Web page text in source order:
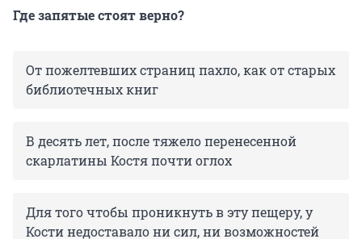
Где запятые стоят верно?
От пожелтевших страниц пахло, как от старых
библиотечных книг
В десять лет, после тяжело перенесенной
скарлатины Костя почти оглох
Для того чтобы проникнуть в эту пещеру, у
Кости недоставало ни сил, ни возможностей